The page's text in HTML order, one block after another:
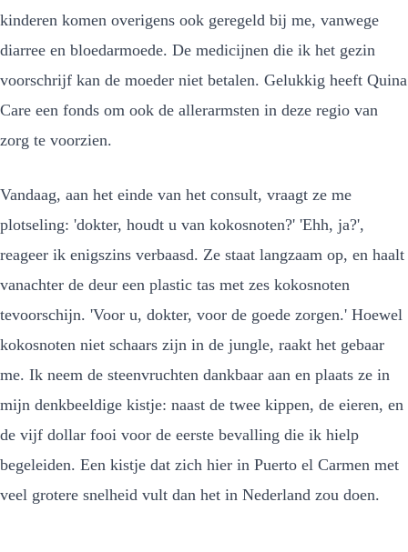
kinderen komen overigens ook geregeld bij me, vanwege
diarree en bloedarmoede. De medicijnen die ik het gezin
voorschrijf kan de moeder niet betalen. Gelukkig heeft Quina
Care een fonds om ook de allerarmsten in deze regio van
zorg te voorzien.
Vandaag, aan het einde van het consult, vraagt ze me
plotseling: 'dokter, houdt u van kokosnoten?' 'Ehh, ja?',
reageer ik enigszins verbaasd. Ze staat langzaam op, en haalt
vanachter de deur een plastic tas met zes kokosnoten
tevoorschijn. 'Voor u, dokter, voor de goede zorgen.' Hoewel
kokosnoten niet schaars zijn in de jungle, raakt het gebaar
me. Ik neem de steenvruchten dankbaar aan en plaats ze in
mijn denkbeeldige kistje: naast de twee kippen, de eieren, en
de vijf dollar fooi voor de eerste bevalling die ik hielp
begeleiden. Een kistje dat zich hier in Puerto el Carmen met
veel grotere snelheid vult dan het in Nederland zou doen.